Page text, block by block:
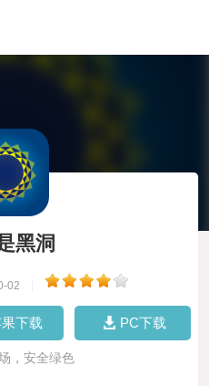
黑洞
02
下载 PC下载
，安全绿色